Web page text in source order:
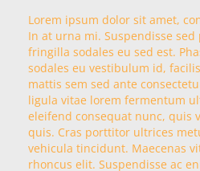
Lorem ipsum dolor sit amet,
In at urna mi. Suspendisse
fringilla sodales eu sed est.
sodales eu vestibulum id,
mattis sem sed ante
ligula vitae lorem fermentum
eleifend consequat nunc, quis
quis. Cras porttitor ultrices
vehicula tincidunt. Maecenas
rhoncus elit. Suspendisse ac